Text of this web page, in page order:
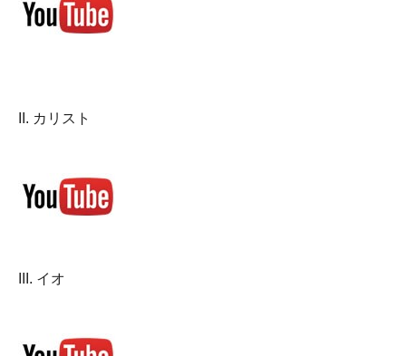
II. カリスト
III. イオ